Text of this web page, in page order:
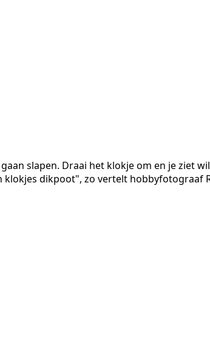
slapen. Draai het klokje om en je ziet
klokjes dikpoot", zo vertelt hobbyfotograaf